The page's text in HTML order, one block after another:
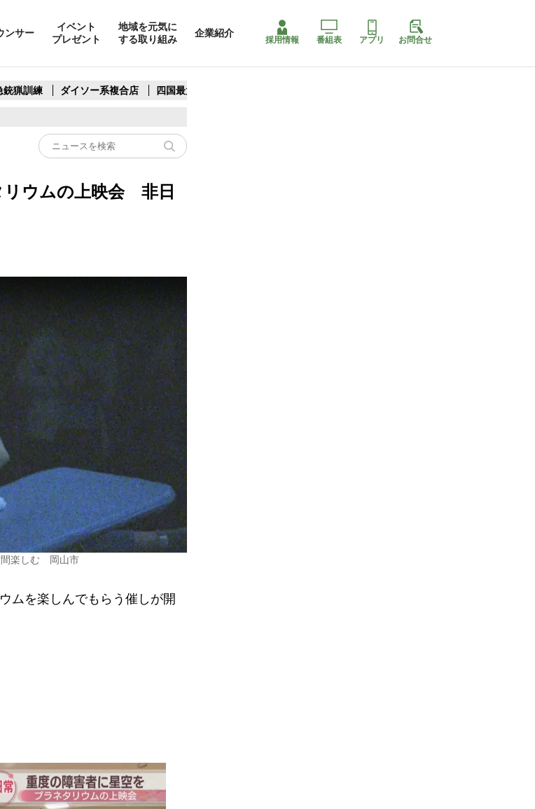
ンサー
イベント
プレゼント
地域を元気に
する取り組み
企業紹介
採用情報 番組表 アプリ お問合せ
銃猟訓練 ダイソー系複合店 四国最大スリコ
ウムの上映会 非日
間楽しむ 岡山市
ムを楽しんでもらう催しが開